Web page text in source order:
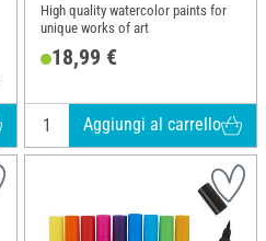
High quality watercolor paints for
unique works of art
18,99 €
Aggiungi al carrello